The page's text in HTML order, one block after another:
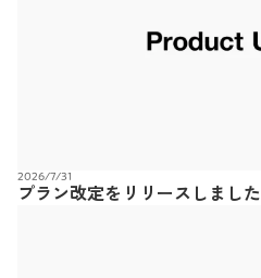
2026/7/31
プラン改定をリリースしました